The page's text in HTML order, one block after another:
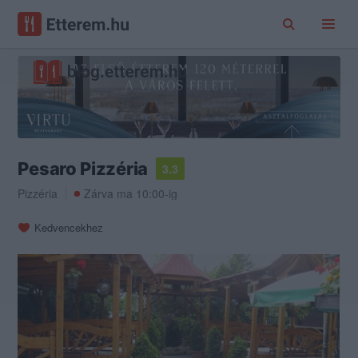
Pesaro Pizzéria
3.3
Pizzéria
Zárva ma 10:00-ig
Kedvencekhez